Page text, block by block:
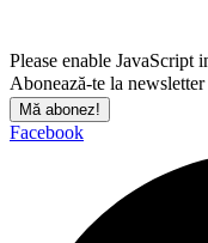
Please enable JavaScript
Abonează-te la newsletter
Mă abonez!
Facebook